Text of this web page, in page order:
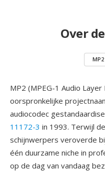
Over
MP2
MP2 (MPEG-1 Audio
oorspronkelijke
audiocodec
11172-3 in 1993. Terwijl
schijnwerpers veroverde
één duurzame niche in
op de dag van vandaag